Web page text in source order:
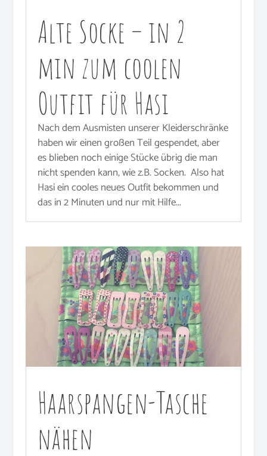
Alte Socke – in 2
min zum coolen
Outfit für Hasi
Nach dem Ausmisten unserer Kleiderschränke
haben wir einen großen Teil gespendet, aber
es blieben noch einige Stücke übrig die man
nicht spenden kann, wie z.B. Socken. Also hat
Hasi ein cooles neues Outfit bekommen und
das in 2 Minuten und nur mit Hilfe...
Haarspangen-Tasche
nähen